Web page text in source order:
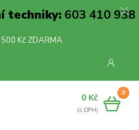
techniky:603 410 938
Kč ZDARMA
0
0 Kč